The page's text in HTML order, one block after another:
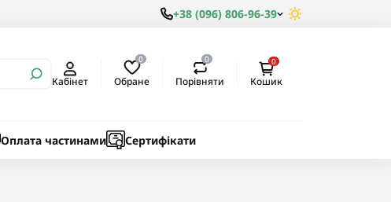
+38 (096) 806-96-39
Кабінет
0
Обране
0
Порівняти
0
Кошик
Оплата частинами Сертифікати